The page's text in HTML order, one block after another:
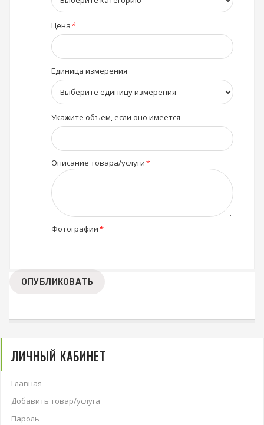
Цена*
Единица измерения
Укажите объем, если оно имеется
Описание товара/услуги*
Фотографии*
ОПУБЛИКОВАТЬ
ЛИЧНЫЙ КАБИНЕТ
Главная
Добавить товар/услуга
Пароль